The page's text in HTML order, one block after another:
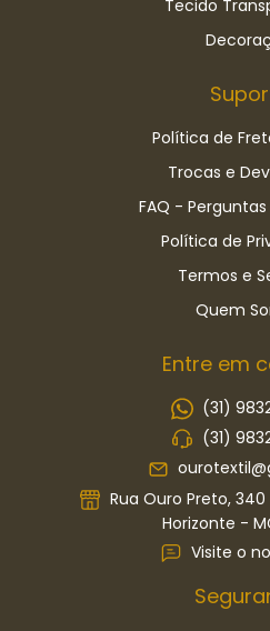
Tecido
Política de
Trocas e
FAQ -
Política de
Termos e
Quem
Entre em
(31)
(31)
Rua Ouro Preto,
Horizonte -
Visite o